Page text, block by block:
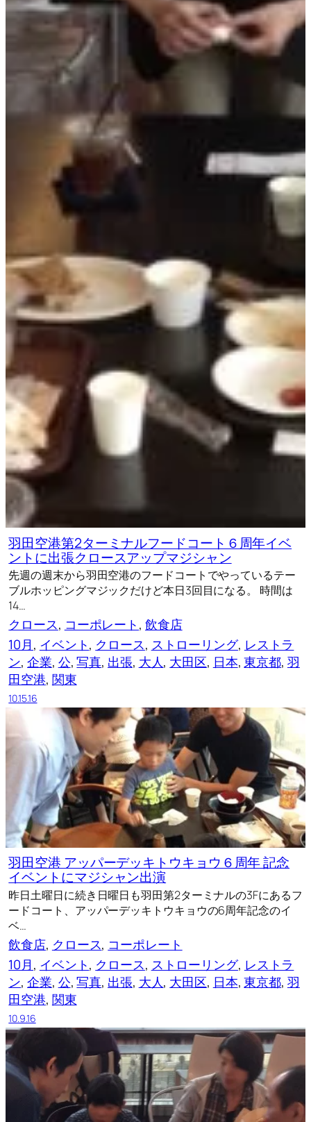
羽田空港第2ターミナルフードコート６周年イベ
ントに出張クロースアップマジシャン
先週の週末から羽田空港のフードコートでやっているテー
ブルホッピングマジックだけど本日3回目になる。 時間は
14…
クロース, コーポレート, 飲食店
10月, イベント, クロース, ストローリング, レストラ
ン, 企業, 公, 写真, 出張, 大人, 大田区, 日本, 東京都, 羽
田空港, 関東
10.15.16
羽田空港 アッパーデッキトウキョウ６周年 記念
イベントにマジシャン出演
昨日土曜日に続き日曜日も羽田第2ターミナルの3Fにあるフ
ードコート、アッパーデッキトウキョウの6周年記念のイ
ベ…
飲食店, クロース, コーポレート
10月, イベント, クロース, ストローリング, レストラ
ン, 企業, 公, 写真, 出張, 大人, 大田区, 日本, 東京都, 羽
田空港, 関東
10.9.16